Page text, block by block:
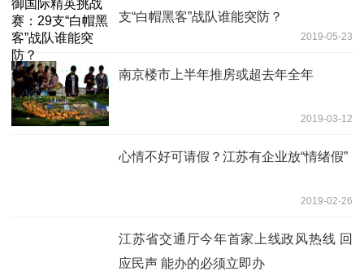
支“白帽黑客”战队谁能突防？
2019-05-23
南京楼市上半年推房或超去年全年
2019-03-12
心情不好可请假？江苏有企业放“情绪假”
2019-02-26
江苏省交通厅今年首家上线政风热线 回
应民声 能办的必须立即办